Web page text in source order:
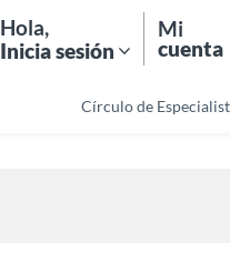
Hola,
Inicia sesión
Mi
cuenta
Círculo de